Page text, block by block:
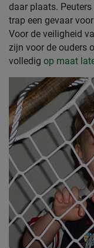
daar plaats.
trap een gevaar
Voor de veiligheid
zijn voor de ouders
volledig op maat